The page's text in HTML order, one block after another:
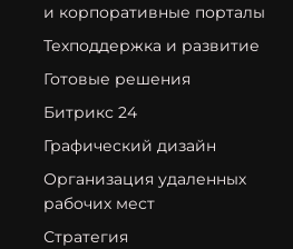
и корпоративные порталы
Техподдержка и развитие
Готовые решения
Битрикс 24
Графический дизайн
Организация удаленных
рабочих мест
Стратегия